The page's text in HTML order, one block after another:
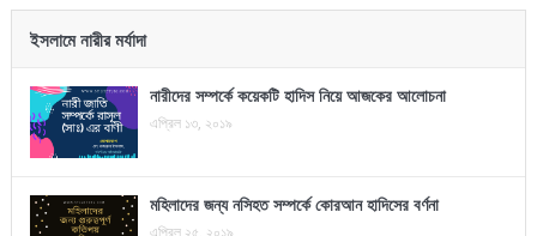
ইসলামে নারীর মর্যাদা
নারীদের সম্পর্কে কয়েকটি হাদিস নিয়ে আজকের আলোচনা
এপ্রিল ১৩, ২০১৯
মহিলাদের জন্য নসিহত সম্পর্কে কোরআন হাদিসের বর্ণনা